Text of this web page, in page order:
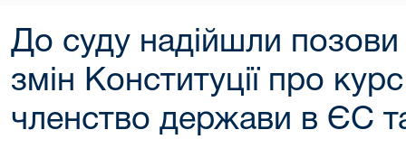
До суду надійшли
змін Конституції про
членство держави в ЄС